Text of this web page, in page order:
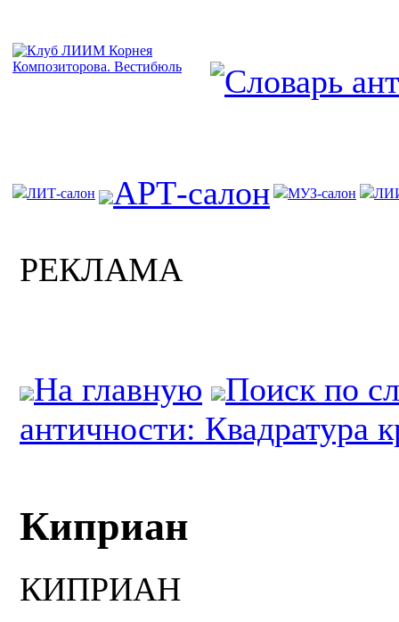
ЛИТ-салон АРТ-салон МУЗ-салон
РЕКЛАМА
На главную
Поиск по
античности: Квадратура
Киприан
КИПРИАН